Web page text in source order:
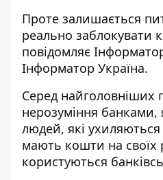
Проте залишається
реально заблокувати
повідомляє
Інформатор Україна.
Серед найголовніших
нерозуміння банками,
людей, які ухиляються
мають кошти на своїх
користуються